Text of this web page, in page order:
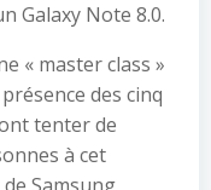
Galaxy Note 8.0.
« master class »
des cinq
tenter de
à cet